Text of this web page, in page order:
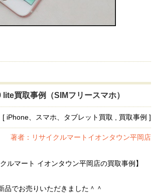
買取事例（SIMフリースマホ）
、スマホ、タブレット買取 , 買取事例 ]
著者：リサイクルマートイオンタウン平岡店
ルマート イオンタウン平岡店の買取事例】
品でお売りいただきました＾＾